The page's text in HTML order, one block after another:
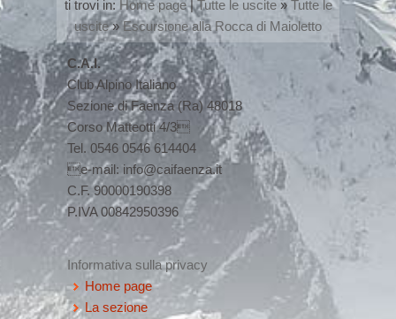
ti trovi in: Home page|Tutte le uscite» Tutte le
uscite»Escursione alla Rocca di Maioletto
C.A.I.
Club Alpino Italiano
Sezione di Faenza (Ra) 48018
Corso Matteotti 4/3
Tel. 0546 0546 614404
e-mail: info@caifaenza.it
C.F. 90000190398
P.IVA 00842950396
Informativa sulla privacy
Home page
La sezione